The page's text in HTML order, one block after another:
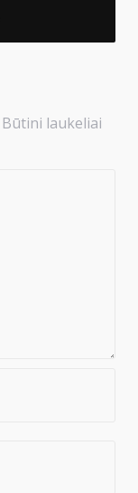
Būtini laukeliai